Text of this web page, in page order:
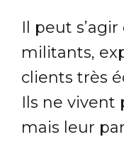
Il peut
militants,
clients très
Ils ne vivent
mais leur